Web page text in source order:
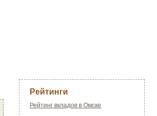
Рейтинги
Рейтинг вкладов в Омске